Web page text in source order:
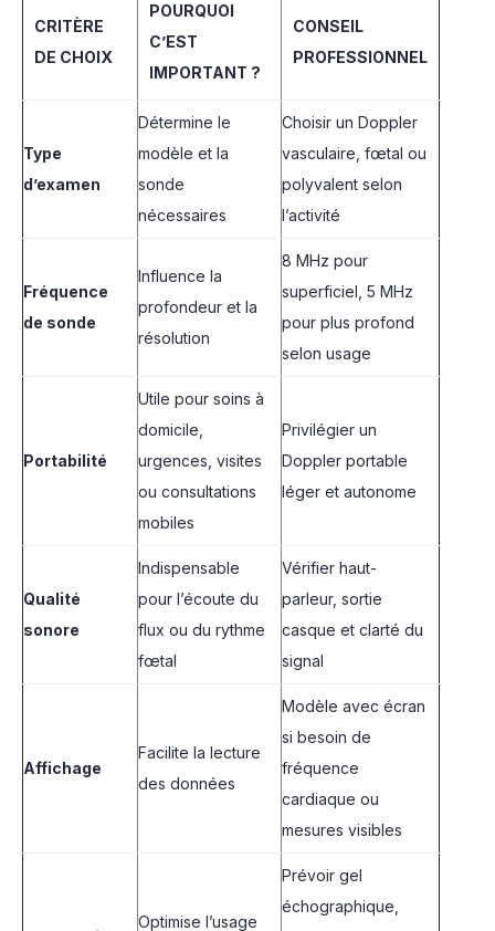
CRITÈRE
DE CHOIX
POURQUOI
C’EST
IMPORTANT ?
CONSEIL
PROFESSIONNEL
Type
d’examen
Détermine le
modèle et la
sonde
nécessaires
Choisir un Doppler
vasculaire, fœtal ou
polyvalent selon
l’activité
Fréquence
de sonde
Influence la
profondeur et la
résolution
8 MHz pour
superficiel, 5 MHz
pour plus profond
selon usage
Portabilité
Utile pour soins à
domicile,
urgences, visites
ou consultations
mobiles
Privilégier un
Doppler portable
léger et autonome
Qualité
sonore
Indispensable
pour l’écoute du
flux ou du rythme
fœtal
Vérifier haut-
parleur, sortie
casque et clarté du
signal
Affichage
Facilite la lecture
des données
Modèle avec écran
si besoin de
fréquence
cardiaque ou
mesures visibles
Optimise l’usage
Prévoir gel
échographique,